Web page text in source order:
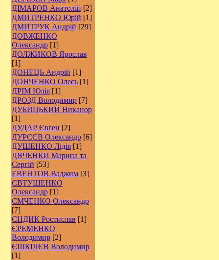
ДІМАРОВ Анатолій [2]
ДМИТРЕНКО Юрій [1]
ДМИТРУК Андрій [29]
ДОВЖЕНКО
Олександр [1]
ДОЛЖИКОВ Ярослав
[1]
ДОНЕЦЬ Андрій [1]
ДОНЧЕНКО Олесь [1]
ДРІМ Юлія [1]
ДРОЗД Володимир [7]
ДУБИЦЬКИЙ Никанор
[1]
ДУДАР Євген [2]
ДУРЄЄВ Олександр [6]
ДУШЕНКО Лідія [1]
ДЯЧЕНКИ Марина та
Сергій [53]
ЕВЕНТОВ Ваджим [3]
ЄВТУШЕНКО
Олександр [1]
ЄМЧЕНКО Олександр
[7]
ЄНДИК Ростислав [1]
ЄРЕМЕНКО
Володимир [2]
ЄШКІЛЄВ Володимир
[1]